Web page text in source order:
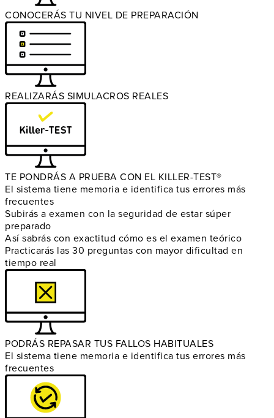
CONOCERÁS TU NIVEL DE PREPARACIÓN
REALIZARÁS SIMULACROS REALES
TE PONDRÁS A PRUEBA CON EL KILLER-TEST®
El sistema tiene memoria e identifica tus errores más
frecuentes
Subirás a examen con la seguridad de estar súper
preparado
Así sabrás con exactitud cómo es el examen teórico
Practicarás las 30 preguntas con mayor dificultad en
tiempo real
PODRÁS REPASAR TUS FALLOS HABITUALES
El sistema tiene memoria e identifica tus errores más
frecuentes